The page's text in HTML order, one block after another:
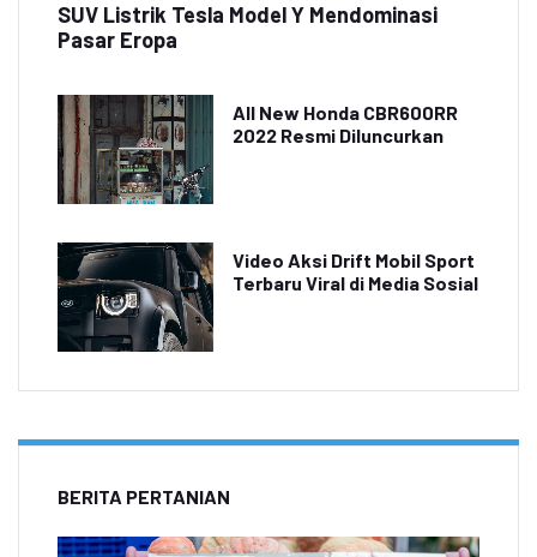
SUV Listrik Tesla Model Y Mendominasi
Pasar Eropa
All New Honda CBR600RR
2022 Resmi Diluncurkan
Video Aksi Drift Mobil Sport
Terbaru Viral di Media Sosial
BERITA PERTANIAN